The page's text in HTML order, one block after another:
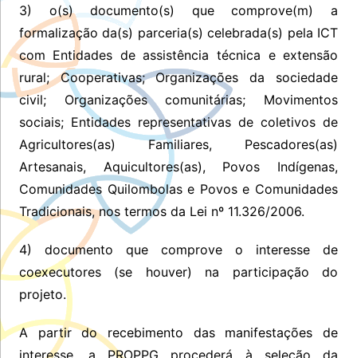
3) o(s) documento(s) que comprove(m) a
formalização da(s) parceria(s) celebrada(s) pela ICT
com Entidades de assistência técnica e extensão
rural; Cooperativas; Organizações da sociedade
civil; Organizações comunitárias; Movimentos
sociais; Entidades representativas de coletivos de
Agricultores(as) Familiares, Pescadores(as)
Artesanais, Aquicultores(as), Povos Indígenas,
Comunidades Quilombolas e Povos e Comunidades
Tradicionais, nos termos da Lei nº 11.326/2006.
4) documento que comprove o interesse de
coexecutores (se houver) na participação do
projeto.
A partir do recebimento das manifestações de
interesse, a PROPPG procederá à seleção da